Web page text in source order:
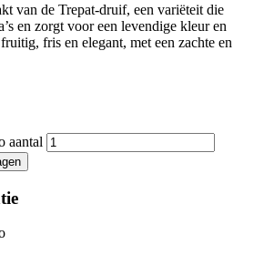
van de Trepat-druif, een variëteit die
en zorgt voor een levendige kleur en
fris en elegant, met een zachte en
aantal